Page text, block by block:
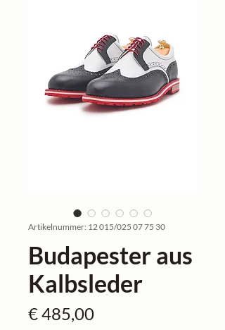
Artikelnummer: 12 015/025 07 75 30
Budapester aus
Kalbsleder
€ 485,00Preis